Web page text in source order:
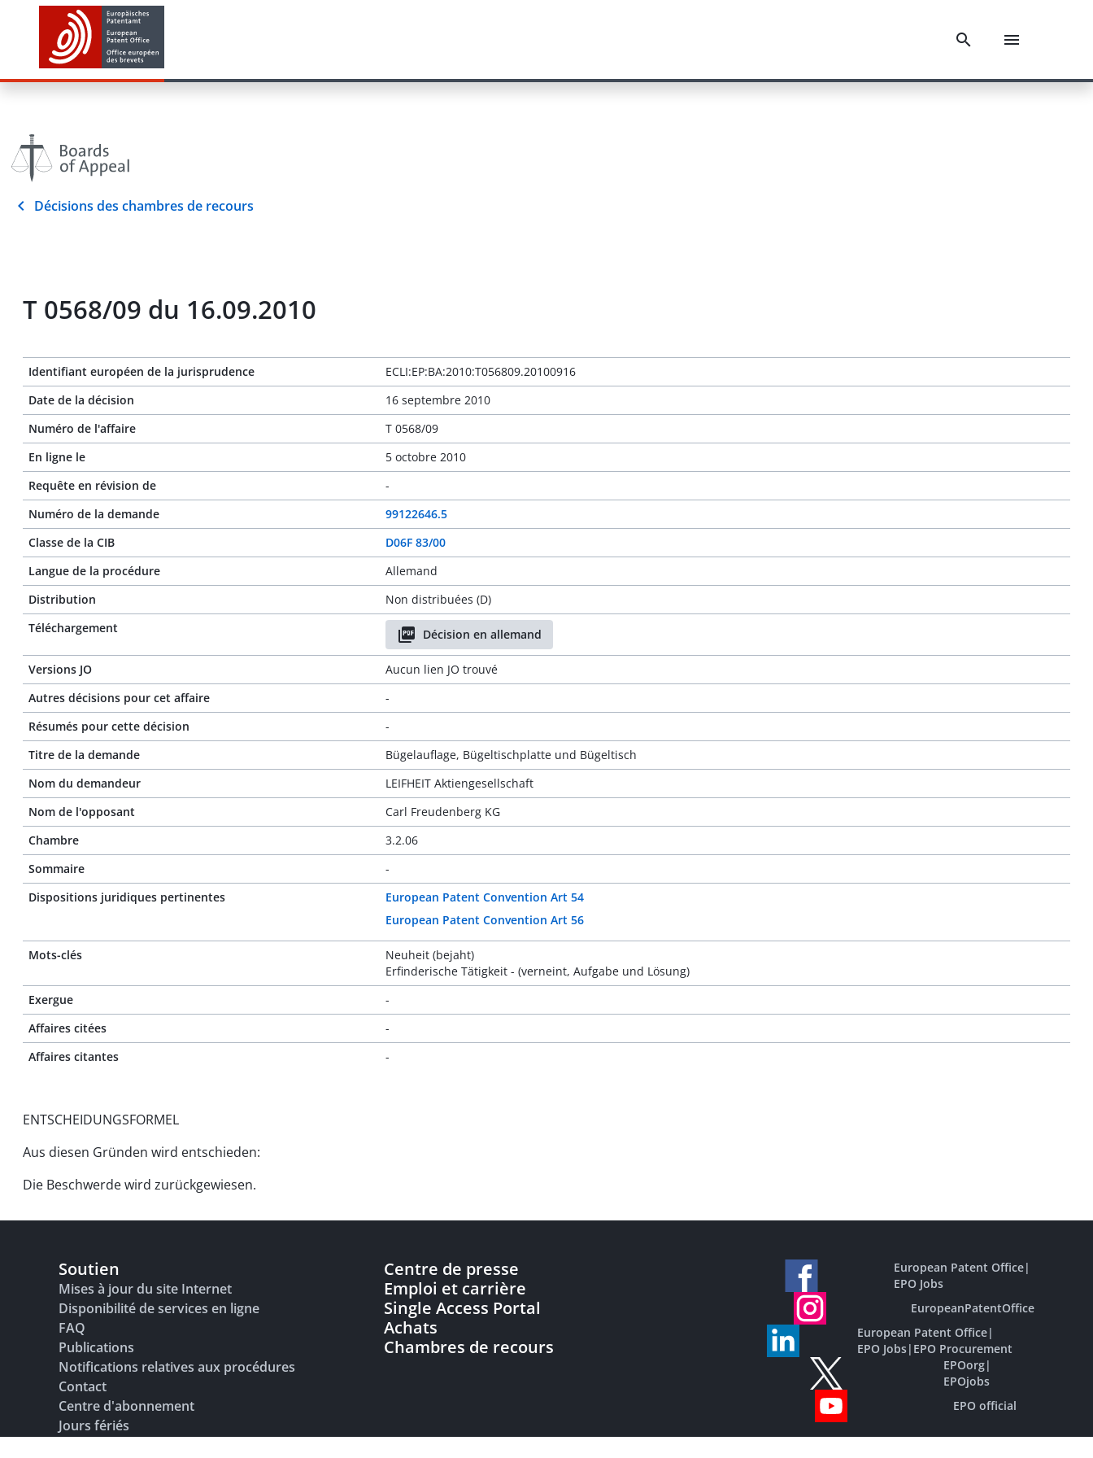
Décisions des chambres de recours
T 0568/09 du 16.09.2010
Identifiant européen de la jurisprudence
ECLI:EP:BA:2010:T056809.20100916
Date de la décision
16 septembre 2010
Numéro de l'affaire
T 0568/09
En ligne le
5 octobre 2010
Requête en révision de
-
Numéro de la demande
99122646.5
Classe de la CIB
D06F 83/00
Langue de la procédure
Allemand
Distribution
Non distribuées (D)
Téléchargement
Décision en allemand
Versions JO
Aucun lien JO trouvé
Autres décisions pour cet affaire
-
Résumés pour cette décision
-
Titre de la demande
Bügelauflage, Bügeltischplatte und Bügeltisch
Nom du demandeur
LEIFHEIT Aktiengesellschaft
Nom de l'opposant
Carl Freudenberg KG
Chambre
3.2.06
Sommaire
-
Dispositions juridiques pertinentes
European Patent Convention Art 54
European Patent Convention Art 56
Mots-clés
Neuheit (bejaht)
Erfinderische Tätigkeit - (verneint, Aufgabe und Lösung)
Exergue
-
Affaires citées
-
Affaires citantes
-
ENTSCHEIDUNGSFORMEL
Aus diesen Gründen wird entschieden:
Die Beschwerde wird zurückgewiesen.
Soutien
Mises à jour du site Internet
Disponibilité de services en ligne
FAQ
Publications
Notifications relatives aux procédures
Contact
Centre d'abonnement
Jours fériés
Centre de presse
Emploi et carrière
Single Access Portal
Achats
Chambres de recours
European Patent Office|
EPO Jobs
EuropeanPatentOffice
European Patent Office|
EPO Jobs| EPO Procurement
EPOorg|
EPOjobs
EPO official